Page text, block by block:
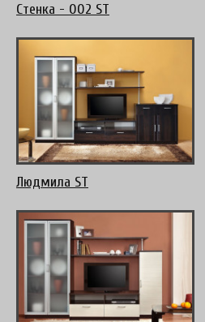
Стенка - 002 ST
Людмила ST